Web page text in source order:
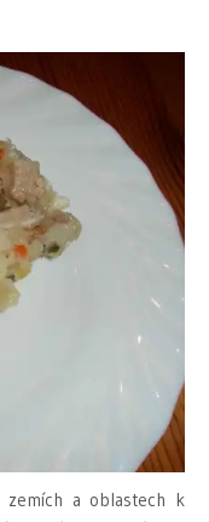
zemích a oblastech k